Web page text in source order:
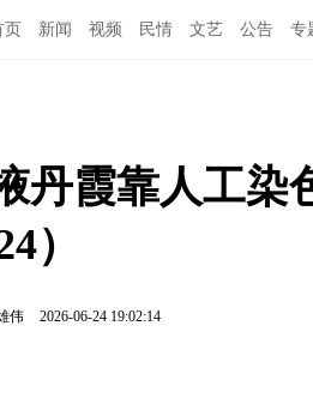
页 新闻 视频 民情 文艺 公告 专
丹霞靠人工染
）
伟 2026-06-24 19:02:14